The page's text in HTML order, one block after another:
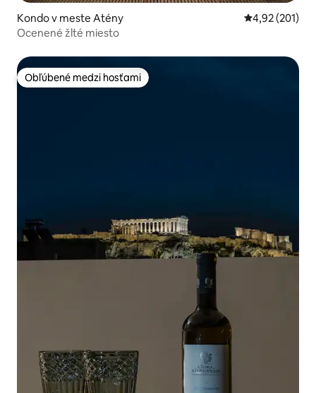
Kondo v meste Atény Priemerné
4,92 (201)
Ocenené žlté miesto
Obľúbené medzi hosťami
Obľúbené medzi hosťami